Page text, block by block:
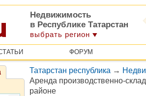
Недвижимость
в Республике Татарстан
выбрать регион
ФОРУМ
Татарстан республика →
Аренда производственно-
районе